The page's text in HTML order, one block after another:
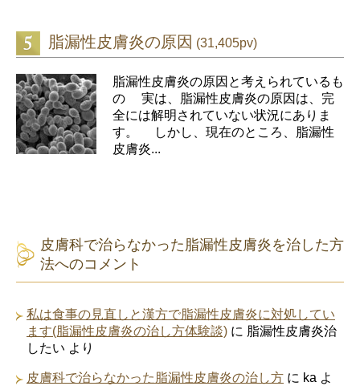
脂漏性皮膚炎の原因 (31,405pv)
脂漏性皮膚炎の原因と考えられているも
の 実は、脂漏性皮膚炎の原因は、完
全には解明されていない状況にありま
す。 しかし、現在のところ、脂漏性
皮膚炎...
皮膚科で治らなかった脂漏性皮膚炎を治した方
法へのコメント
私は食事の見直しと漢方で脂漏性皮膚炎に対処してい
ます(脂漏性皮膚炎の治し方体験談) に 脂漏性皮膚炎治
したい より
皮膚科で治らなかった脂漏性皮膚炎の治し方 に ka よ